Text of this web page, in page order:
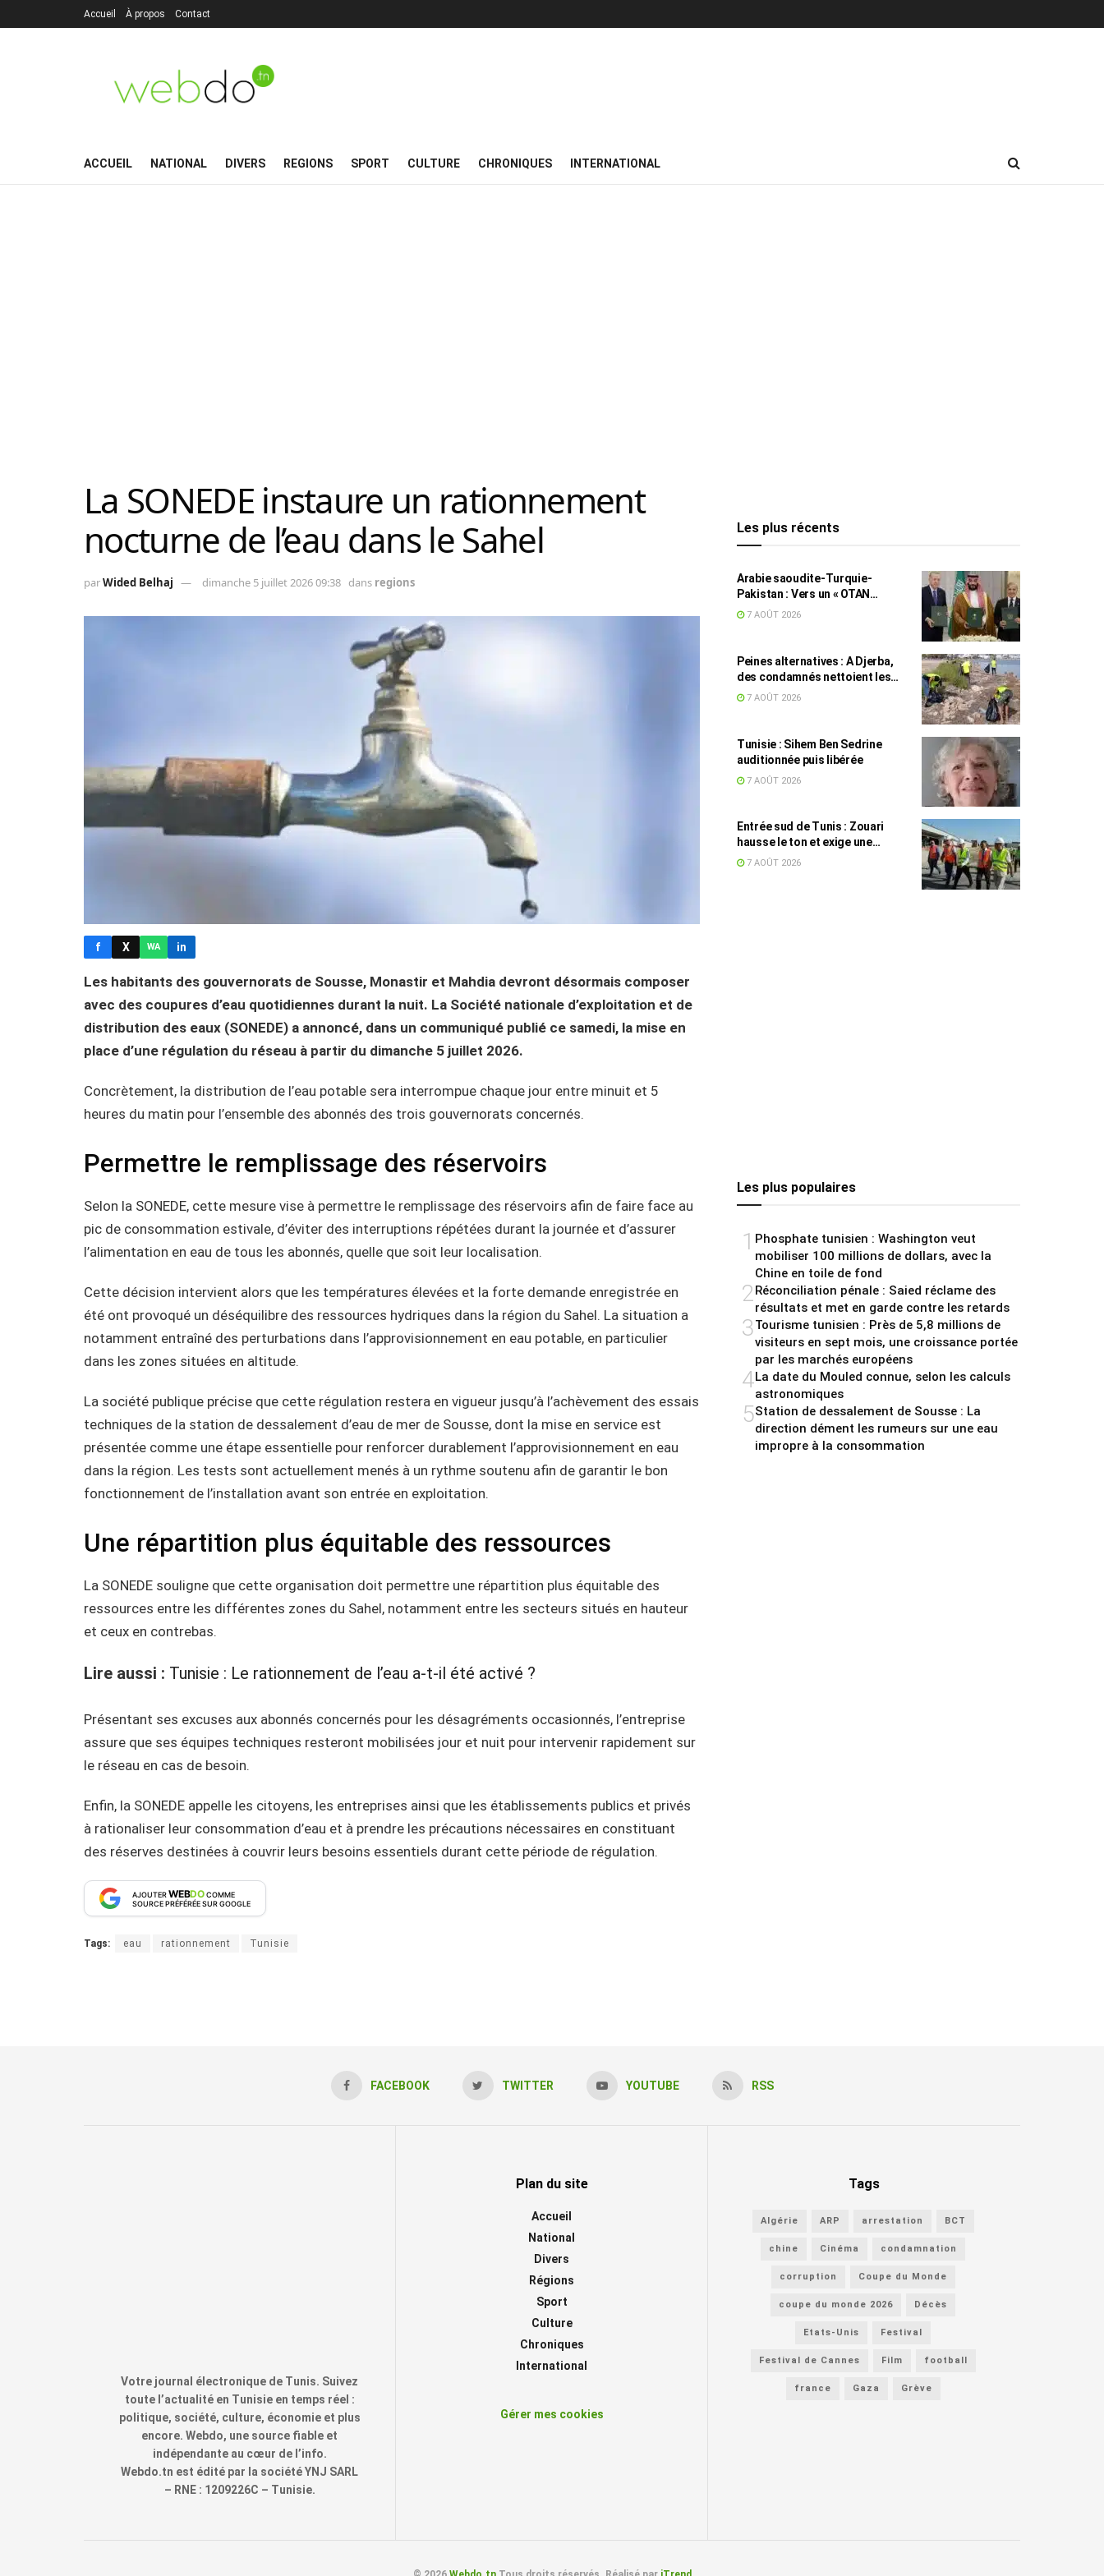
Accueil À propos Contact
ACCUEIL NATIONAL DIVERS REGIONS SPORT CULTURE CHRONIQUES INTERNATIONAL
La SONEDE instaure un rationnement
nocturne de l’eau dans le Sahel
parWided Belhaj dimanche 5 juillet 2026 09:38 dans regions
f X WA in
Les habitants des gouvernorats de Sousse, Monastir et Mahdia devront désormais composer
avec des coupures d’eau quotidiennes durant la nuit. La Société nationale d’exploitation et de
distribution des eaux (SONEDE) a annoncé, dans un communiqué publié ce samedi, la mise en
place d’une régulation du réseau à partir du dimanche 5 juillet 2026.
Concrètement, la distribution de l’eau potable sera interrompue chaque jour entre minuit et 5
heures du matin pour l’ensemble des abonnés des trois gouvernorats concernés.
Permettre le remplissage des réservoirs
Selon la SONEDE, cette mesure vise à permettre le remplissage des réservoirs afin de faire face au
pic de consommation estivale, d’éviter des interruptions répétées durant la journée et d’assurer
l’alimentation en eau de tous les abonnés, quelle que soit leur localisation.
Cette décision intervient alors que les températures élevées et la forte demande enregistrée en
été ont provoqué un déséquilibre des ressources hydriques dans la région du Sahel. La situation a
notamment entraîné des perturbations dans l’approvisionnement en eau potable, en particulier
dans les zones situées en altitude.
La société publique précise que cette régulation restera en vigueur jusqu’à l’achèvement des essais
techniques de la station de dessalement d’eau de mer de Sousse, dont la mise en service est
présentée comme une étape essentielle pour renforcer durablement l’approvisionnement en eau
dans la région. Les tests sont actuellement menés à un rythme soutenu afin de garantir le bon
fonctionnement de l’installation avant son entrée en exploitation.
Une répartition plus équitable des ressources
La SONEDE souligne que cette organisation doit permettre une répartition plus équitable des
ressources entre les différentes zones du Sahel, notamment entre les secteurs situés en hauteur
et ceux en contrebas.
Lire aussi : Tunisie : Le rationnement de l’eau a-t-il été activé ?
Présentant ses excuses aux abonnés concernés pour les désagréments occasionnés, l’entreprise
assure que ses équipes techniques resteront mobilisées jour et nuit pour intervenir rapidement sur
le réseau en cas de besoin.
Enfin, la SONEDE appelle les citoyens, les entreprises ainsi que les établissements publics et privés
à rationaliser leur consommation d’eau et à prendre les précautions nécessaires en constituant
des réserves destinées à couvrir leurs besoins essentiels durant cette période de régulation.
AJOUTERWEBDOCOMME
SOURCE PRÉFÉRÉE SUR GOOGLE
Tags: eau rationnement Tunisie
Les plus récents
Arabie saoudite-Turquie-
Pakistan : Vers un « OTAN
islamique » ?
7 AOÛT 2026
Peines alternatives : A Djerba,
des condamnés nettoient les
plages
7 AOÛT 2026
Tunisie : Sihem Ben Sedrine
auditionnée puis libérée
7 AOÛT 2026
Entrée sud de Tunis : Zouari
hausse le ton et exige une
accélération des travaux
7 AOÛT 2026
Les plus populaires
1 Phosphate tunisien : Washington veut
mobiliser 100 millions de dollars, avec la
Chine en toile de fond
2Réconciliation pénale : Saied réclame des
résultats et met en garde contre les retards
3Tourisme tunisien : Près de 5,8 millions de
visiteurs en sept mois, une croissance portée
par les marchés européens
4La date du Mouled connue, selon les calculs
astronomiques
5Station de dessalement de Sousse : La
direction dément les rumeurs sur une eau
impropre à la consommation
FACEBOOK TWITTER YOUTUBE RSS
Votre journal électronique de Tunis. Suivez
toute l’actualité en Tunisie en temps réel :
politique, société, culture, économie et plus
encore. Webdo, une source fiable et
indépendante au cœur de l’info.
Webdo.tn est édité par la société YNJ SARL
– RNE : 1209226C – Tunisie.
Plan du site
Accueil
National
Divers
Régions
Sport
Culture
Chroniques
International
Gérer mes cookies
Tags
Algérie ARP arrestation BCT
chine Cinéma condamnation
corruption Coupe du Monde
coupe du monde 2026 Décès
Etats-Unis Festival
Festival de Cannes Film football
france Gaza Grève